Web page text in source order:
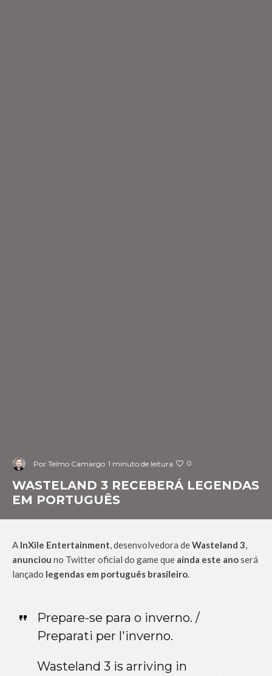
Por Telmo Camargo 1 minuto de leitura 0
WASTELAND 3 RECEBERÁ LEGENDAS
EM PORTUGUÊS
A InXile Entertainment, desenvolvedora deWasteland 3,
anunciou no Twitter oficial do game que ainda este anoserá
lançado legendas em português brasileiro.
Prepare-se para o inverno. /
Preparati per l'inverno.
Wasteland 3 is arriving in